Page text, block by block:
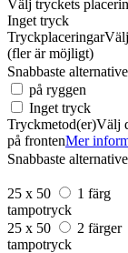
Välj tryckets
Inget tryck
Tryckplaceringar
(fler är möjligt)
Snabbaste
på ryggen
Inget tryck
Tryckmetod(er)Välj
på frontenMer
Snabbaste
25 x 50
1 färg
tampotryck
25 x 50
2 färger
tampotryck